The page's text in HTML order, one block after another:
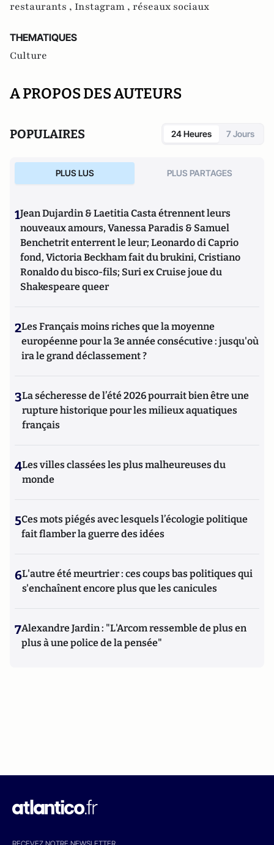
restaurants , Instagram , réseaux sociaux
THEMATIQUES
Culture
A PROPOS DES AUTEURS
POPULAIRES 24 Heures 7 Jours
PLUS LUS PLUS PARTAGES
1Jean Dujardin & Laetitia Casta étrennent leurs
nouveaux amours, Vanessa Paradis & Samuel
Benchetrit enterrent le leur; Leonardo di Caprio
fond, Victoria Beckham fait du brukini, Cristiano
Ronaldo du bisco-fils; Suri ex Cruise joue du
Shakespeare queer
2Les Français moins riches que la moyenne
européenne pour la 3e année consécutive : jusqu'où
ira le grand déclassement ?
3La sécheresse de l’été 2026 pourrait bien être une
rupture historique pour les milieux aquatiques
français
4Les villes classées les plus malheureuses du
monde
5Ces mots piégés avec lesquels l’écologie politique
fait flamber la guerre des idées
6L'autre été meurtrier : ces coups bas politiques qui
s'enchaînent encore plus que les canicules
7Alexandre Jardin : "L'Arcom ressemble de plus en
plus à une police de la pensée"